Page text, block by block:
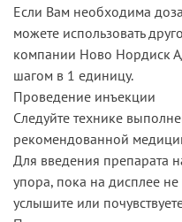
Если Вам необходима
можете использовать
компании Ново Нордиск
шагом в 1 единицу.
Проведение инъекции
Следуйте технике
рекомендованной
Для введения препарата
упора, пока на дисплее не
услышите или